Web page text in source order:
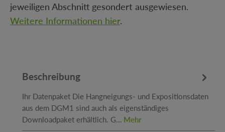
jeweiligen Abschnitt gesondert ausgewiesen.
Weitere Informationen hier.
Beschreibung
Ihr Datenpaket Die Hangneigungs- und Expositionsdaten
aus dem DGM1 sind auch als eigenständiges
Downloadpaket erhältlich. G… Mehr